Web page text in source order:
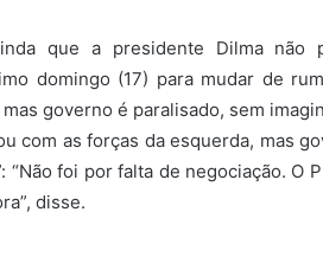
que a presidente Dilma
domingo (17) para mudar de
governo é paralisado, sem
com as forças da esquerda, mas
“Não foi por falta de negociação.
disse.